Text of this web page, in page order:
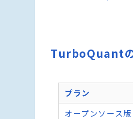
TurboQuantの
プラン
オープンソース版